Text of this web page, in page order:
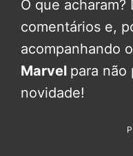
O que
comentários e,
acompanhando o
Marvel para não
novidade!